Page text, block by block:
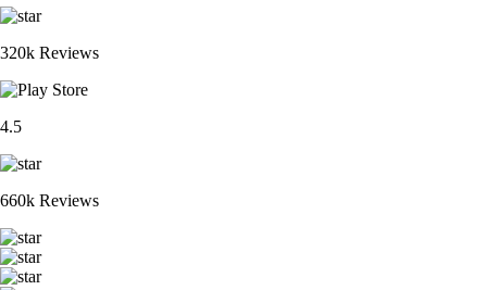
320k Reviews
4.5
660k Reviews